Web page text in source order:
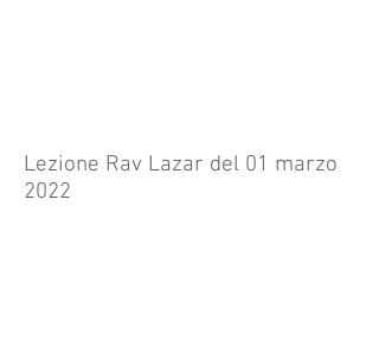
Lezione Rav Lazar del 01 marzo
2022